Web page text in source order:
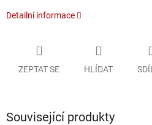
Detailní informace
ZEPTAT SE HLÍDAT
Související produkty